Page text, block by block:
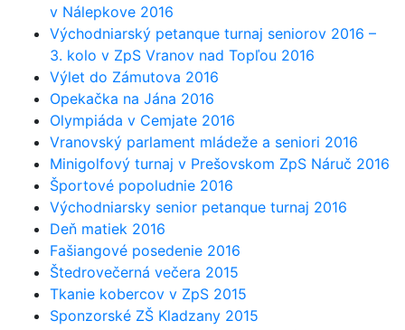
v Nálepkove 2016
Východniarský petanque turnaj seniorov 2016 –
3. kolo v ZpS Vranov nad Topľou 2016
Výlet do Zámutova 2016
Opekačka na Jána 2016
Olympiáda v Cemjate 2016
Vranovský parlament mládeže a seniori 2016
Minigolfový turnaj v Prešovskom ZpS Náruč 2016
Športové popoludnie 2016
Východniarsky senior petanque turnaj 2016
Deň matiek 2016
Fašiangové posedenie 2016
Štedrovečerná večera 2015
Tkanie kobercov v ZpS 2015
Sponzorské ZŠ Kladzany 2015